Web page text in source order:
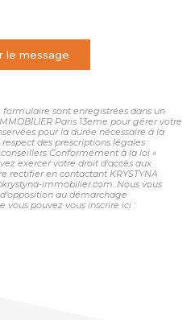
le message
sont enregistrées dans un
Paris 13eme pour gérer votre
pour la durée nécessaire à la
des prescriptions légales
Conformément à la loi «
exercer votre droit d'accès aux
rectifier en contactant KRYSTYNA
immobilier.com. Nous vous
au démarchage
vous pouvez vous inscrire ici :